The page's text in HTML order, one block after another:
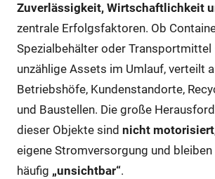
Zuverlässigkeit, Wirtschaftlichkeit
zentrale Erfolgsfaktoren. Ob
Spezialbehälter oder Transportmittel
unzählige Assets im Umlauf, verteilt
Betriebshöfe, Kundenstandorte,
und Baustellen. Die große
dieser Objekte sind nicht motorisiert
eigene Stromversorgung und
häufig „unsichtbar“.